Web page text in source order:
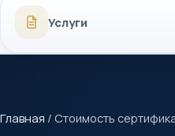
Услуги
Главная / Стоимость